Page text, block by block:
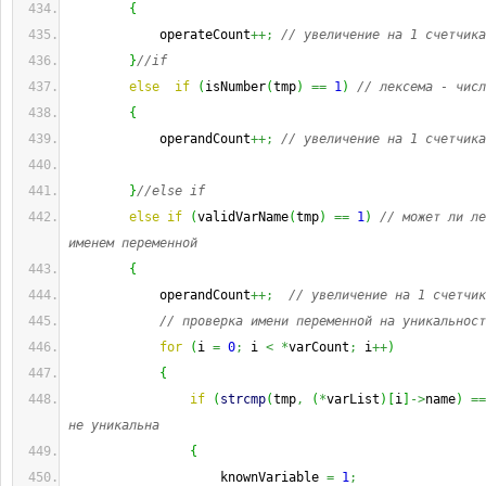
{
operateCount++;
// увеличение на 1
}//if
else
if ( isNumber(tmp) == 1)
// лексема -
{
operandCount++; // увеличение на 1
}//else if
else if (validVarName(tmp) == 1)
// может ли
именем переменной
{
operandCount++;
// увеличение на 1
// проверка имени переменной на
for
( i = 0; i < *varCount ; i++)
{
if
( strcmp(tmp, ( *varList ) i ->name)
==
не уникальна
{
knownVariable = 1;